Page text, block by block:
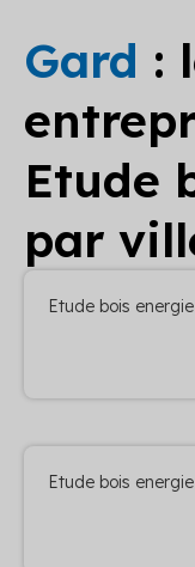
Gard :
Etude
par
Etude bois
Etude bois